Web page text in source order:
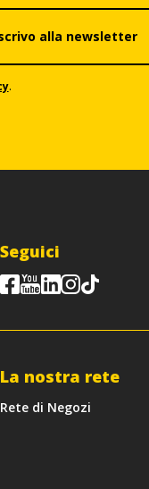
alla newsletter
.
Seguici
La nostra rete
Rete di Negozi